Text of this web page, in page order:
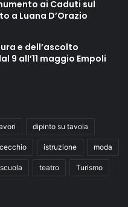
ai Caduti sul
a Luana D’Orazio
e dell’ascolto
9 all’11 maggio Empoli
dipinto su tavola
istruzione moda
scuola teatro Turismo